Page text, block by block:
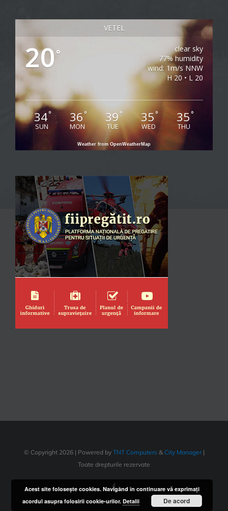
VETEL
20°
clear sky
77% humidity
wind: 1m/s NNW
H 20 • L 20
34°
SUN
36°
MON
39°
TUE
35°
WED
35°
THU
Weather from OpenWeatherMap
© Copyright 2026 | Powered by TNT Computers& City Manager|
Toate drepturile rezervate
Facebook
Acest site foloseşte cookies. Navigând în continuare vă exprimaţi
acordul asupra folosirii cookie-urilor. Detalii De acord